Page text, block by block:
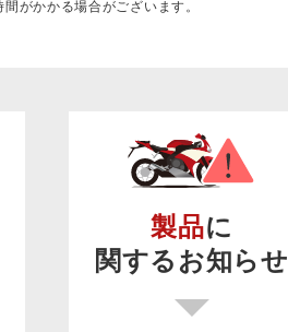
がかかる場合がございます。
製品に
関するお知らせ